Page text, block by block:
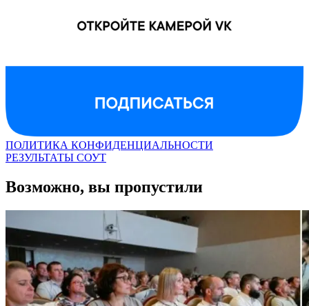
ПОЛИТИКА КОНФИДЕНЦИАЛЬНОСТИ
РЕЗУЛЬТАТЫ СОУТ
Возможно, вы пропустили